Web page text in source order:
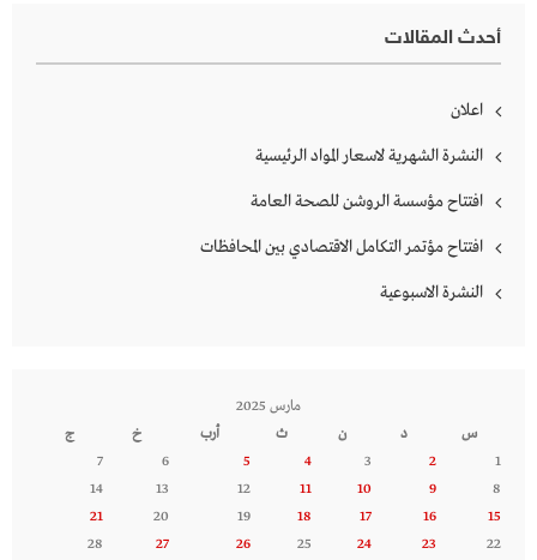
أحدث المقالات
اعلان
النشرة الشهرية لاسعار المواد الرئيسية
افتتاح مؤسسة الروشن للصحة العامة
افتتاح مؤتمر التكامل الاقتصادي بين المحافظات
النشرة الاسبوعية
مارس 2025
س
د ن ث أرب خ
ج
1
2
3
4
5
6
7
8
9
10
11
12
13
14
15
16
17
18
19
20
21
22
23
24
25
26
27
28